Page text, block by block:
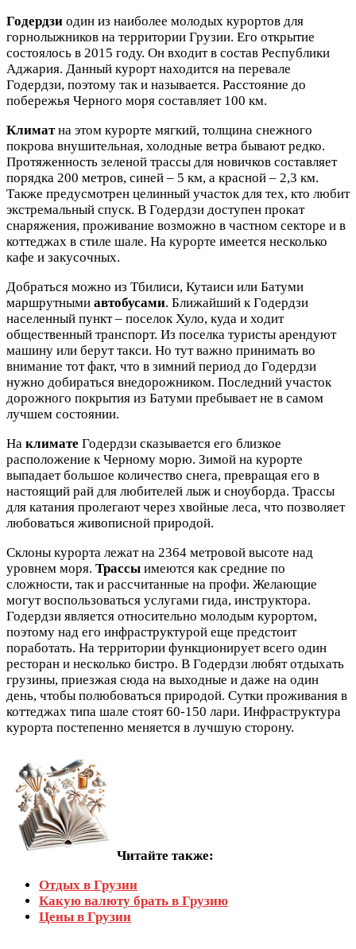
Годердзи один из наиболее молодых курортов для
горнолыжников на территории Грузии. Его открытие
состоялось в 2015 году. Он входит в состав Республики
Аджария. Данный курорт находится на перевале
Годердзи, поэтому так и называется. Расстояние до
побережья Черного моря составляет 100 км.
Климатна этом курорте мягкий, толщина снежного
покрова внушительная, холодные ветра бывают редко.
Протяженность зеленой трассы для новичков составляет
порядка 200 метров, синей – 5 км, а красной – 2,3 км.
Также предусмотрен целинный участок для тех, кто любит
экстремальный спуск. В Годердзи доступен прокат
снаряжения, проживание возможно в частном секторе и в
коттеджах в стиле шале. На курорте имеется несколько
кафе и закусочных.
Добраться можно из Тбилиси, Кутаиси или Батуми
маршрутными автобусами. Ближайший к Годердзи
населенный пункт – поселок Хуло, куда и ходит
общественный транспорт. Из поселка туристы арендуют
машину или берут такси. Но тут важно принимать во
внимание тот факт, что в зимний период до Годердзи
нужно добираться внедорожником. Последний участок
дорожного покрытия из Батуми пребывает не в самом
лучшем состоянии.
На климате Годердзи сказывается его близкое
расположение к Черному морю. Зимой на курорте
выпадает большое количество снега, превращая его в
настоящий рай для любителей лыж и сноуборда. Трассы
для катания пролегают через хвойные леса, что позволяет
любоваться живописной природой.
Склоны курорта лежат на 2364 метровой высоте над
уровнем моря. Трассы имеются как средние по
сложности, так и рассчитанные на профи. Желающие
могут воспользоваться услугами гида, инструктора.
Годердзи является относительно молодым курортом,
поэтому над его инфраструктурой еще предстоит
поработать. На территории функционирует всего один
ресторан и несколько бистро. В Годердзи любят отдыхать
грузины, приезжая сюда на выходные и даже на один
день, чтобы полюбоваться природой. Сутки проживания в
коттеджах типа шале стоят 60-150 лари. Инфраструктура
курорта постепенно меняется в лучшую сторону.
Читайте также:
Отдых в Грузии
Какую валюту брать в Грузию
Цены в Грузии